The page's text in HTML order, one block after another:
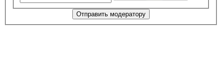
Отправить модератору